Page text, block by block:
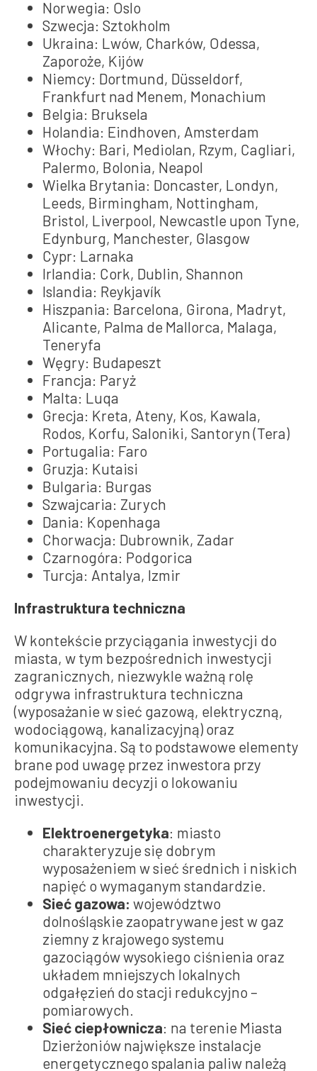
Norwegia: Oslo
Szwecja: Sztokholm
Ukraina: Lwów, Charków, Odessa,
Zaporoże, Kijów
Niemcy: Dortmund, Düsseldorf,
Frankfurt nad Menem, Monachium
Belgia: Bruksela
Holandia: Eindhoven, Amsterdam
Włochy: Bari, Mediolan, Rzym, Cagliari,
Palermo, Bolonia, Neapol
Wielka Brytania: Doncaster, Londyn,
Leeds, Birmingham, Nottingham,
Bristol, Liverpool, Newcastle upon Tyne,
Edynburg, Manchester, Glasgow
Cypr: Larnaka
Irlandia: Cork, Dublin, Shannon
Islandia: Reykjavík
Hiszpania: Barcelona, Girona, Madryt,
Alicante, Palma de Mallorca, Malaga,
Teneryfa
Węgry: Budapeszt
Francja: Paryż
Malta: Luqa
Grecja: Kreta, Ateny, Kos, Kawala,
Rodos, Korfu, Saloniki, Santoryn (Tera)
Portugalia: Faro
Gruzja: Kutaisi
Bulgaria: Burgas
Szwajcaria: Zurych
Dania: Kopenhaga
Chorwacja: Dubrownik, Zadar
Czarnogóra: Podgorica
Turcja: Antalya, Izmir
Infrastruktura techniczna
W kontekście przyciągania inwestycji do
miasta, w tym bezpośrednich inwestycji
zagranicznych, niezwykle ważną rolę
odgrywa infrastruktura techniczna
(wyposażanie w sieć gazową, elektryczną,
wodociągową, kanalizacyjną) oraz
komunikacyjna. Są to podstawowe elementy
brane pod uwagę przez inwestora przy
podejmowaniu decyzji o lokowaniu
inwestycji.
Elektroenergetyka: miasto
charakteryzuje się dobrym
wyposażeniem w sieć średnich i niskich
napięć o wymaganym standardzie.
Sieć gazowa: województwo
dolnośląskie zaopatrywane jest w gaz
ziemny z krajowego systemu
gazociągów wysokiego ciśnienia oraz
układem mniejszych lokalnych
odgałęzień do stacji redukcyjno –
pomiarowych.
Sieć ciepłownicza: na terenie Miasta
Dzierżoniów największe instalacje
energetycznego spalania paliw należą